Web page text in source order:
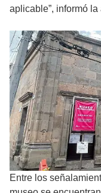
aplicable”, informó
Entre los